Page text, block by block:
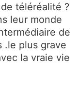
téléréalité ?
leur monde
de
.le plus grave
la vraie vie